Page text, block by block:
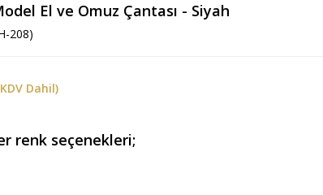
El ve Omuz Çantası - Siyah
208)
Dahil)
renk seçenekleri;